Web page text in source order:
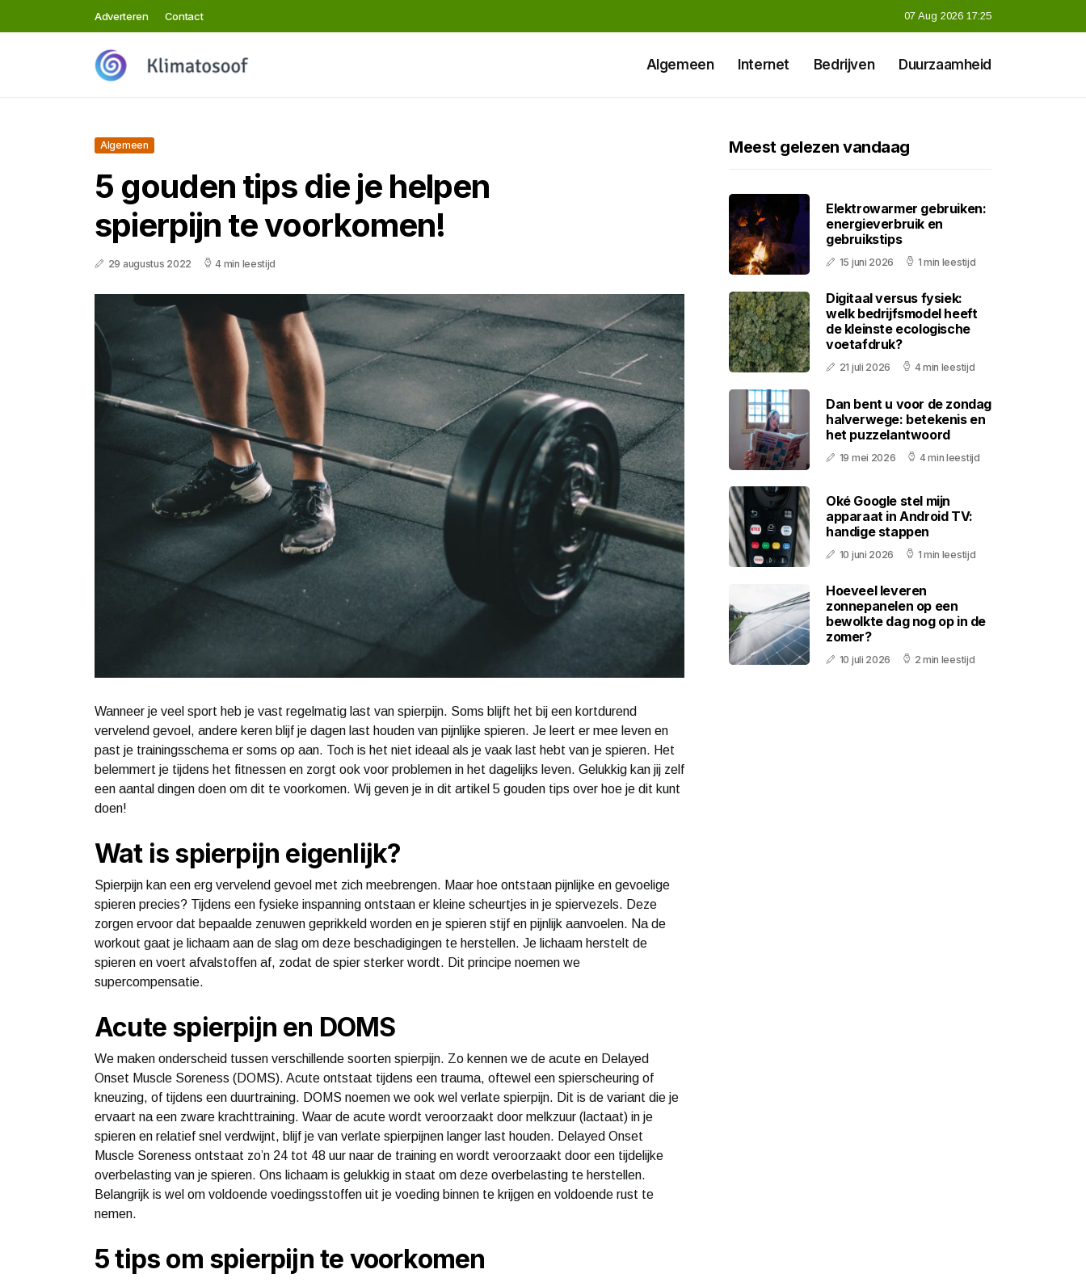
Adverteren Contact 07 Aug 2026 17:25
Algemeen Internet Bedrijven Duurzaamheid
Algemeen
5 gouden tips die je helpen
spierpijn te voorkomen!
29 augustus 2022 4 min leestijd
Wanneer je veel sport heb je vast regelmatig last van spierpijn. Soms blijft het bij een kortdurend
vervelend gevoel, andere keren blijf je dagen last houden van pijnlijke spieren. Je leert er mee leven en
past je trainingsschema er soms op aan. Toch is het niet ideaal als je vaak last hebt van je spieren. Het
belemmert je tijdens het fitnessen en zorgt ook voor problemen in het dagelijks leven. Gelukkig kan jij zelf
een aantal dingen doen om dit te voorkomen. Wij geven je in dit artikel 5 gouden tips over hoe je dit kunt
doen!
Wat is spierpijn eigenlijk?
Spierpijn kan een erg vervelend gevoel met zich meebrengen. Maar hoe ontstaan pijnlijke en gevoelige
spieren precies? Tijdens een fysieke inspanning ontstaan er kleine scheurtjes in je spiervezels. Deze
zorgen ervoor dat bepaalde zenuwen geprikkeld worden en je spieren stijf en pijnlijk aanvoelen. Na de
workout gaat je lichaam aan de slag om deze beschadigingen te herstellen. Je lichaam herstelt de
spieren en voert afvalstoffen af, zodat de spier sterker wordt. Dit principe noemen we
supercompensatie.
Acute spierpijn en DOMS
We maken onderscheid tussen verschillende soorten spierpijn. Zo kennen we de acute en Delayed
Onset Muscle Soreness (DOMS). Acute ontstaat tijdens een trauma, oftewel een spierscheuring of
kneuzing, of tijdens een duurtraining. DOMS noemen we ook wel verlate spierpijn. Dit is de variant die je
ervaart na een zware krachttraining. Waar de acute wordt veroorzaakt door melkzuur (lactaat) in je
spieren en relatief snel verdwijnt, blijf je van verlate spierpijnen langer last houden. Delayed Onset
Muscle Soreness ontstaat zo’n 24 tot 48 uur naar de training en wordt veroorzaakt door een tijdelijke
overbelasting van je spieren. Ons lichaam is gelukkig in staat om deze overbelasting te herstellen.
Belangrijk is wel om voldoende voedingsstoffen uit je voeding binnen te krijgen en voldoende rust te
nemen.
5 tips om spierpijn te voorkomen
Meest gelezen vandaag
Elektrowarmer gebruiken:
energieverbruik en
gebruikstips
15 juni 2026 1 min leestijd
Digitaal versus fysiek:
welk bedrijfsmodel heeft
de kleinste ecologische
voetafdruk?
21 juli 2026 4 min leestijd
Dan bent u voor de zondag
halverwege: betekenis en
het puzzelantwoord
19 mei 2026 4 min leestijd
Oké Google stel mijn
apparaat in Android TV:
handige stappen
10 juni 2026 1 min leestijd
Hoeveel leveren
zonnepanelen op een
bewolkte dag nog op in de
zomer?
10 juli 2026 2 min leestijd